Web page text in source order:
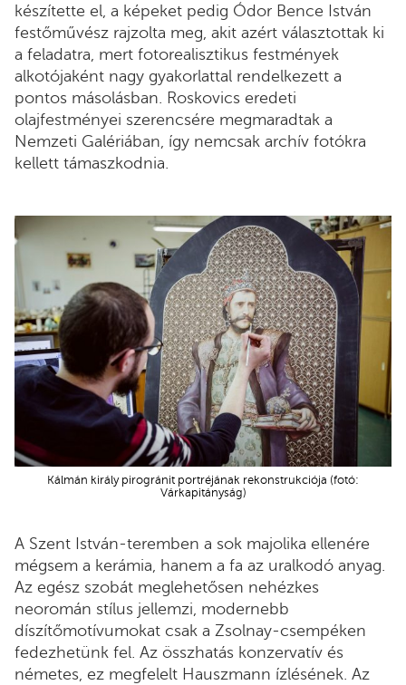
készítette el, a képeket pedig Ódor Bence István
festőművész rajzolta meg, akit azért választottak ki
a feladatra, mert fotorealisztikus festmények
alkotójaként nagy gyakorlattal rendelkezett a
pontos másolásban. Roskovics eredeti
olajfestményei szerencsére megmaradtak a
Nemzeti Galériában, így nemcsak archív fotókra
kellett támaszkodnia.
Kálmán király pirogránit portréjának rekonstrukciója (fotó:
Várkapitányság)
A Szent István-teremben a sok majolika ellenére
mégsem a kerámia, hanem a fa az uralkodó anyag.
Az egész szobát meglehetősen nehézkes
neoromán stílus jellemzi, modernebb
díszítőmotívumokat csak a Zsolnay-csempéken
fedezhetünk fel. Az összhatás konzervatív és
németes, ez megfelelt Hauszmann ízlésének. Az